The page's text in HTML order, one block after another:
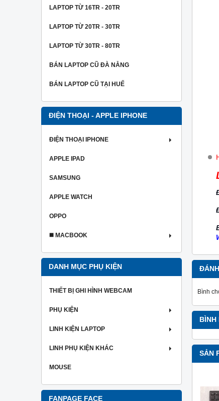
LAPTOP TỪ 16TR - 20TR
LAPTOP TỪ 20TR - 30TR
LAPTOP TỪ 30TR - 80TR
BÁN LAPTOP CŨ ĐÀ NẴNG
BÁN LAPTOP CŨ TẠI HUẾ
ĐIỆN THOẠI - APPLE IPHONE
ĐIỆN THOẠI IPHONE
APPLE IPAD
SAMSUNG
APPLE WATCH
OPPO
◼️ MACBOOK
DANH MỤC PHỤ KIỆN
THIẾT BỊ GHI HÌNH WEBCAM
PHỤ KIỆN
LINH KIỆN LAPTOP
LINH PHỤ KIỆN KHÁC
MOUSE
FANPAGE FACE
Bình
BÌNH
SẢN